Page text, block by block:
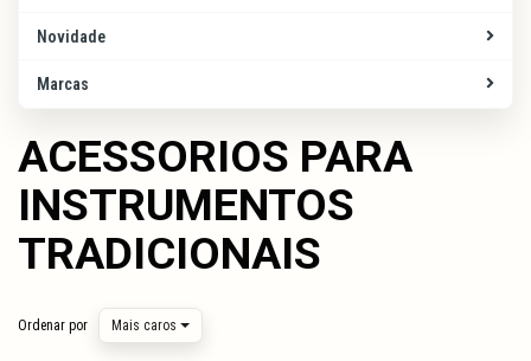
Novidade
Marcas
ACESSORIOS PARA
INSTRUMENTOS
TRADICIONAIS
Ordenar por Mais caros